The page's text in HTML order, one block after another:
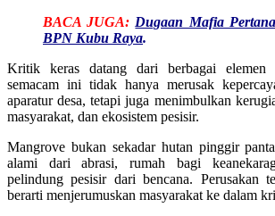
BACA JUGA: Dugaan Mafia
BPN Kubu Raya.
Kritik keras datang dari berbagai elemen
semacam ini tidak hanya merusak
aparatur desa, tetapi juga menimbulkan
masyarakat, dan ekosistem pesisir.
Mangrove bukan sekadar hutan pinggir
alami dari abrasi, rumah bagi
pelindung pesisir dari bencana. Perusakan
berarti menjerumuskan masyarakat ke dalam